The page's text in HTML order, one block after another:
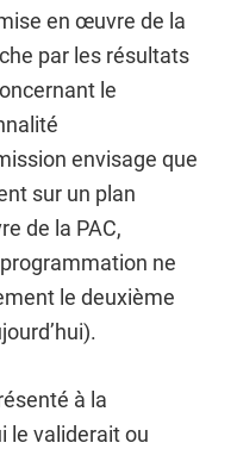
en œuvre de la
par les résultats
le
envisage que
sur un plan
de la PAC,
ne
le deuxième
à la
le validerait ou